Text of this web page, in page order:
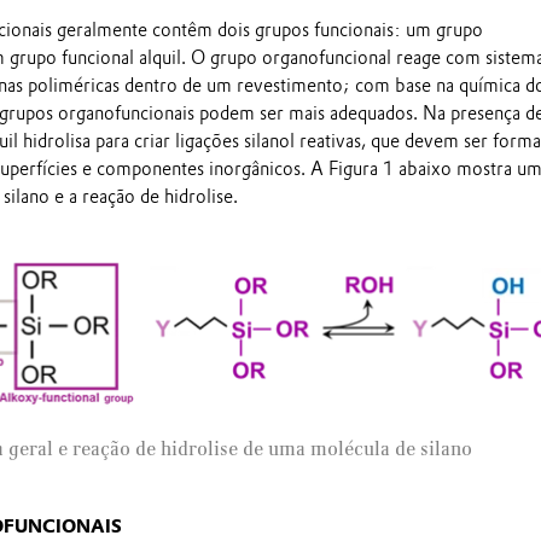
geralmente contêm dois grupos funcionais: um grupo
grupo funcional alquil. O grupo organofuncional reage com
poliméricas dentro de um revestimento; com base na química
organofuncionais podem ser mais adequados. Na presença
hidrolisa para criar ligações silanol reativas, que devem ser
e componentes inorgânicos. A Figura 1 abaixo mostra
e a reação de hidrolise.
e reação de hidrolise de uma molécula de silano